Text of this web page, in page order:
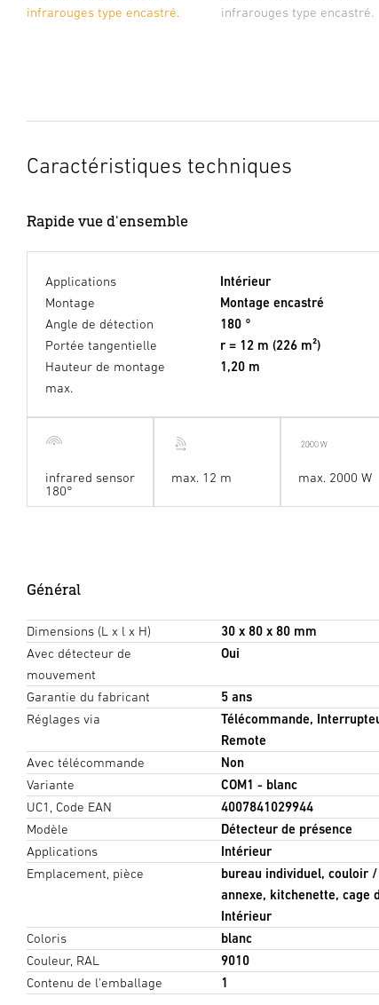
infrarouges type encastré.
infrarouges type encastré.
Caractéristiques techniques
Rapide vue d'ensemble
Applications
Intérieur
Montage
Montage encastré
Angle de détection
180 °
Portée tangentielle
r = 12 m (226 m²)
Hauteur de montage
max.
1,20 m
infrared sensor
180°
max. 12 m max. 2000 W
Général
Dimensions (L x l x H)
30 x 80 x 80 mm
Avec détecteur de
mouvement
Oui
Garantie du fabricant
5 ans
Réglages via
Télécommande,
Remote
Avec télécommande
Non
Variante
COM1 - blanc
UC1, Code EAN
4007841029944
Modèle
Détecteur de présence
Applications
Intérieur
Emplacement, pièce
bureau individuel, couloir
annexe, kitchenette, cage
Intérieur
Coloris
blanc
Couleur, RAL
9010
Contenu de l'emballage
1